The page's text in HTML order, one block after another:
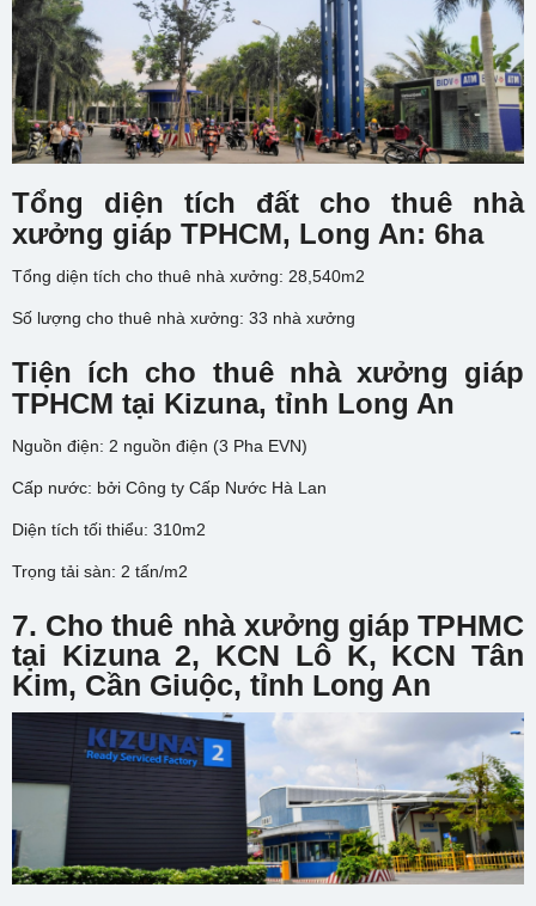
Tổng diện tích đất cho thuê nhà
xưởng giáp TPHCM, Long An: 6ha
Tổng diện tích cho thuê nhà xưởng: 28,540m2
Số lượng cho thuê nhà xưởng: 33 nhà xưởng
Tiện ích cho thuê nhà xưởng giáp
TPHCM tại Kizuna, tỉnh Long An
Nguồn điện: 2 nguồn điện (3 Pha EVN)
Cấp nước: bởi Công ty Cấp Nước Hà Lan
Diện tích tối thiểu: 310m2
Trọng tải sàn: 2 tấn/m2
7. Cho thuê nhà xưởng giáp TPHMC
tại Kizuna 2, KCN Lô K, KCN Tân
Kim, Cần Giuộc, tỉnh Long An